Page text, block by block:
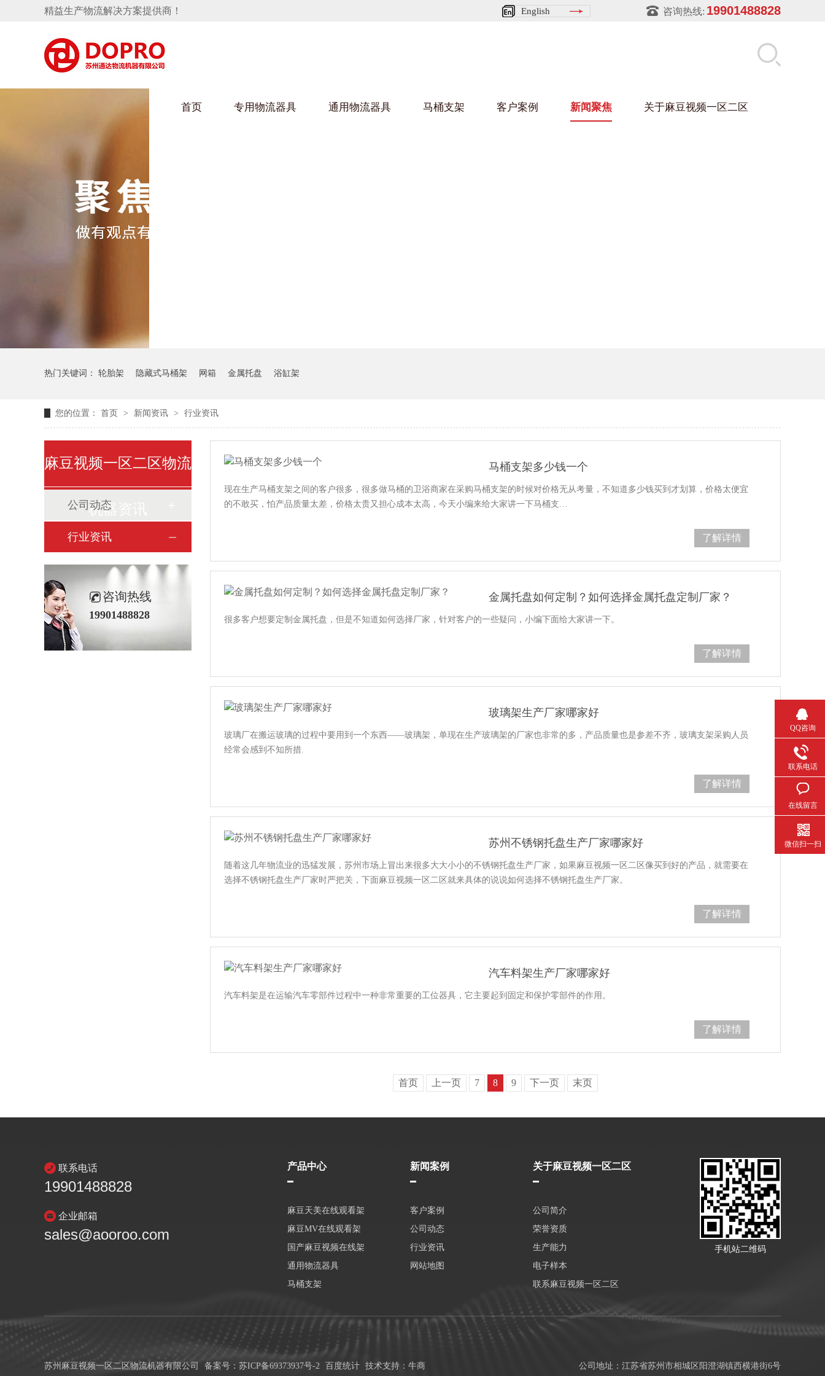
咨询热线: 19901488828
English
精益生产物流解决方案提供商！
首页 专用物流器具
变速箱托盘 保险杠料架
转向机料架
消声器料架
通用物流器具
手推车
马桶支架 客户案例
汽车行业
新闻聚焦 关于麻豆视频一区二区
热门关键词： 轮胎架 隐藏式马桶架 网箱 金属托盘 浴缸架
您的位置： 首页 > 新闻资讯 > 行业资讯
马桶支架多少钱一个
现在生产马桶支架之间的客户很多，很多做马桶的卫浴商家在采购马桶支架的时候对价格无从考量，不知道多少钱买到才划算，价格太便宜
的不敢买，怕产品质量太差，价格太贵又担心成本太高，今天小编来给大家讲一下马桶支…
了解详情
金属托盘如何定制？如何选择金属托盘定制厂家？
很多客户想要定制金属托盘，但是不知道如何选择厂家，针对客户的一些疑问，小编下面给大家讲一下。
了解详情
玻璃架生产厂家哪家好
玻璃厂在搬运玻璃的过程中要用到一个东西——玻璃架，单现在生产玻璃架的厂家也非常的多，产品质量也是参差不齐，玻璃支架采购人员
经常会感到不知所措.
了解详情
苏州不锈钢托盘生产厂家哪家好
随着这几年物流业的迅猛发展，苏州市场上冒出来很多大大小小的不锈钢托盘生产厂家，如果麻豆视频一区二区像买到好的产品，就需要在
选择不锈钢托盘生产厂家时严把关，下面麻豆视频一区二区就来具体的说说如何选择不锈钢托盘生产厂家。
了解详情
汽车料架生产厂家哪家好
汽车料架是在运输汽车零部件过程中一种非常重要的工位器具，它主要起到固定和保护零部件的作用。
了解详情
首页 上一页 7 8 9 下一页 末页
麻豆视频一区二区物流
机器资讯
公司动态
行业资讯
咨询热线
19901488828
联系电话
19901488828
企业邮箱
sales@aooroo.com
产品中心
麻豆天美在线观看架
麻豆MV在线观看架
国产麻豆视频在线架
通用物流器具
马桶支架
新闻案例
客户案例
公司动态
行业资讯
网站地图
关于麻豆视频一区二区
公司简介
荣誉资质
生产能力
电子样本
联系麻豆视频一区二区
手机站二维码
公司地址：江苏省苏州市相城区阳澄湖镇西横港街6号
苏州麻豆视频一区二区物流机器有限公司 备案号： 苏ICP备69373937号-2 百度统计 技术支持：牛商
QQ咨询
联系电话
在线留言
微信扫一扫